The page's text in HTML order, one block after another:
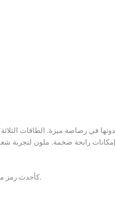
في رصاصة ميزة. الطاقات
يعمل المعبد الأحدث بعيدًا عن Zeus كأحدث رمز مبعثر ، يحمل الإجابة على فتح ميزات حوافز اللعبة.